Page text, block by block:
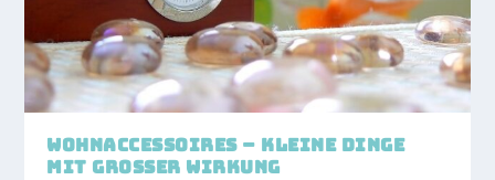
WOHNACCESSOIRES – KLEINE DINGE
MIT GROSSER WIRKUNG